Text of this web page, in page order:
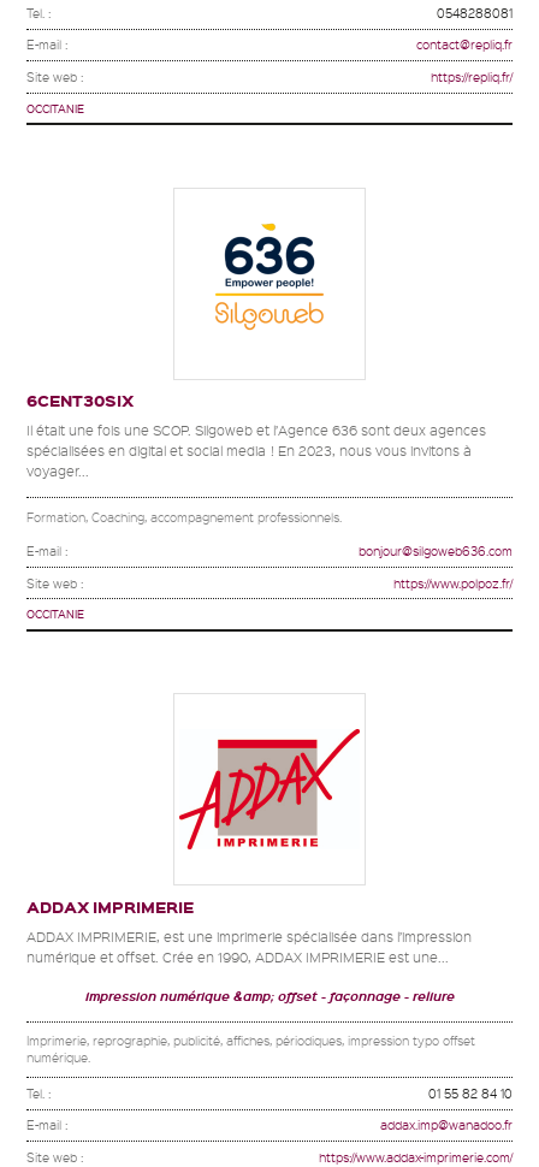
Tel. : 0548288081
E-mail : contact@repliq.fr
Site web : https://repliq.fr/
OCCITANIE
6CENT30SIX
Il était une fois une SCOP. Silgoweb et l’Agence 636 sont deux agences
spécialisées en digital et social media ! En 2023, nous vous invitons à
voyager...
Formation, Coaching, accompagnement professionnels.
E-mail : bonjour@silgoweb636.com
Site web : https://www.polpoz.fr/
OCCITANIE
ADDAX IMPRIMERIE
ADDAX IMPRIMERIE, est une imprimerie spécialisée dans l’impression
numérique et offset. Crée en 1990, ADDAX IMPRIMERIE est une...
impression numérique &amp; offset façonnage reliure
Imprimerie, reprographie, publicité, affiches, périodiques, impression typo offset
numérique.
Tel. : 01 55 82 84 10
E-mail : addax.imp@wanadoo.fr
Site web : https://www.addax-imprimerie.com/